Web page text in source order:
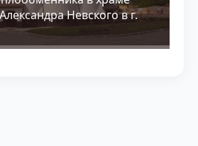
Невского в г.